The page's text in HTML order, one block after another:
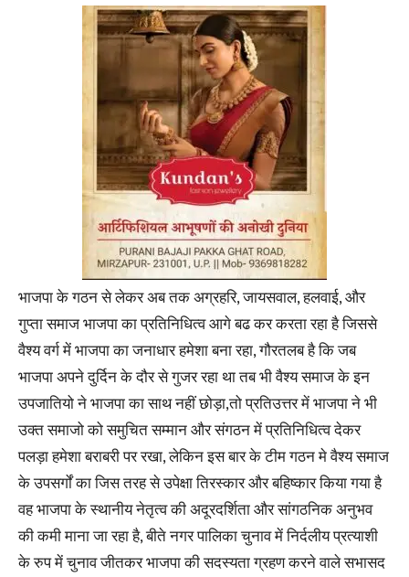
भाजपा के गठन से लेकर अब तक अग्रहरि, जायसवाल, हलवाई, और
गुप्ता समाज भाजपा का प्रतिनिधित्व आगे बढ कर करता रहा है जिससे
वैश्य वर्ग में भाजपा का जनाधार हमेशा बना रहा, गौरतलब है कि जब
भाजपा अपने दुर्दिन के दौर से गुजर रहा था तब भी वैश्य समाज के इन
उपजातियो ने भाजपा का साथ नहीं छोड़ा,तो प्रतिउत्तर में भाजपा ने भी
उक्त समाजो को समुचित सम्मान और संगठन में प्रतिनिधित्व देकर
पलड़ा हमेशा बराबरी पर रखा, लेकिन इस बार के टीम गठन मे वैश्य समाज
के उपसर्गों का जिस तरह से उपेक्षा तिरस्कार और बहिष्कार किया गया है
वह भाजपा के स्थानीय नेतृत्व की अदूरदर्शिता और सांगठनिक अनुभव
की कमी माना जा रहा है, बीते नगर पालिका चुनाव में निर्दलीय प्रत्याशी
के रुप में चुनाव जीतकर भाजपा की सदस्यता ग्रहण करने वाले सभासद